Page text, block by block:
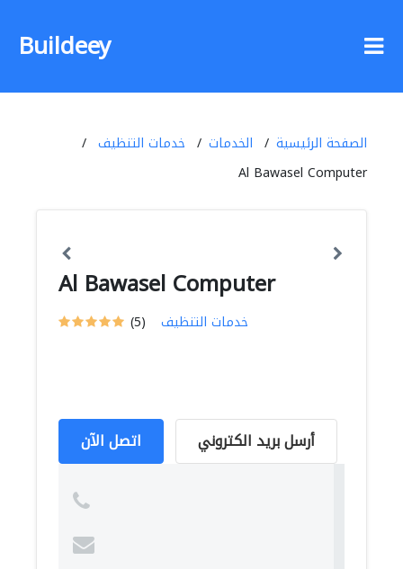
Buildeey
الصفحة الرئيسية الخدمات
خدمات التنظيف
Al Bawasel Computer
Al Bawasel Computer
(5) خدمات التنظيف
اتصل الآن أرسل بريد الكتروني